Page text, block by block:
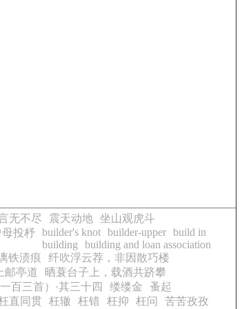
无不尽 震天动地 坐山观虎斗
母投杼 builder's knot builder-upper build in
building
building and loan association
铁渍痕
纤吹浮云荐，非因散巧楼
邮亭道
晒蓑台子上，载酒共跻攀
百三首）·其三十四 缕缕金
蚤起
直同贯 枉辙 枉错 枉抑 枉问 苦苦孜孜